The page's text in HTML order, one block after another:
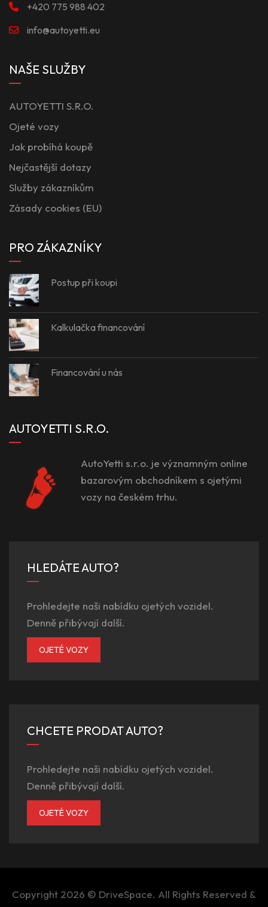
+420 775 988 402
info@autoyetti.eu
NAŠE SLUŽBY
AUTOYETTI S.R.O.
Ojeté vozy
Jak probíhá koupě
Nejčastější dotazy
Služby zákazníkům
Zásady cookies (EU)
PRO ZÁKAZNÍKY
Postup při koupi
Kalkulačka financování
Financování u nás
AUTOYETTI S.R.O.
AutoYetti s.r.o. je významným online
bazarovým obchodníkem s ojetými
vozy na českém trhu.
HLEDÁTE AUTO?
Prohledejte naši nabídku ojetých vozidel.
Denně přibývají další.
OJETÉ VOZY
CHCETE PRODAT AUTO?
Prohledejte naši nabídku ojetých vozidel.
Denně přibývají další.
OJETÉ VOZY
Copyright 2026 © DriveSpace. All Rights Reserved &